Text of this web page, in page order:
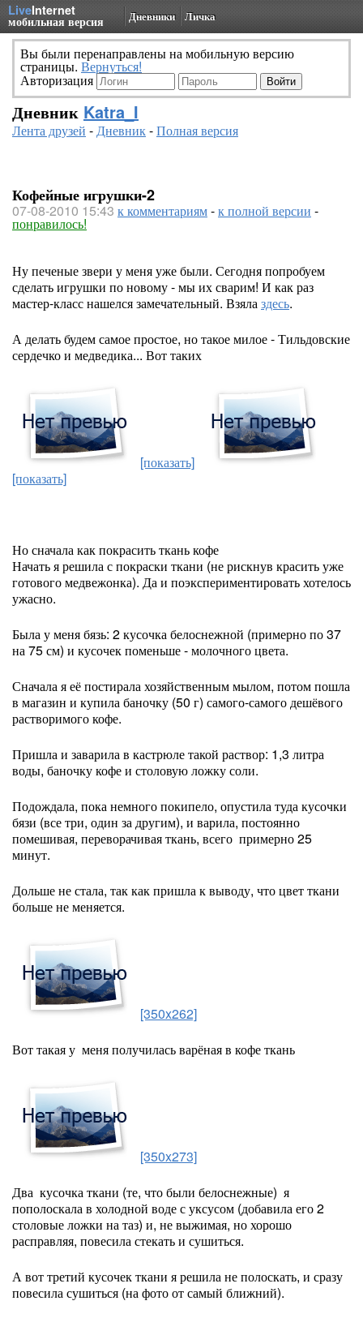
LiveInternet
мобильная версия Дневники Личка
Вы были перенаправлены на мобильную версию
страницы. Вернуться!
Авторизация
Дневник Katra_I
Лента друзей -Дневник-Полная версия
Кофейные игрушки-2
07-08-2010 15:43 к комментариям-к полной версии -
понравилось!
Ну печеные звери у меня уже были. Сегодня попробуем
сделать игрушки по новому - мы их сварим! И как раз
мастер-класс нашелся замечательный. Взялаздесь.
А делать будем самое простое, но такое милое - Тильдовские
сердечко и медведика... Вот таких
[показать]
[показать]
Но сначала как покрасить ткань кофе
Начать я решила с покраски ткани (не рискнув красить уже
готового медвежонка). Да и поэкспериментировать хотелось
ужасно.
Была у меня бязь: 2 кусочка белоснежной (примерно по 37
на 75 см) и кусочек поменьше - молочного цвета.
Сначала я её постирала хозяйственным мылом, потом пошла
в магазин и купила баночку (50 г) самого-самого дешёвого
растворимого кофе.
Пришла и заварила в кастрюле такой раствор: 1,3 литра
воды, баночку кофе и столовую ложку соли.
Подождала, пока немного покипело, опустила туда кусочки
бязи (все три, один за другим), и варила, постоянно
помешивая, переворачивая ткань, всего примерно 25
минут.
Дольше не стала, так как пришла к выводу, что цвет ткани
больше не меняется.
[350x262]
Вот такая у меня получилась варёная в кофе ткань
[350x273]
Два кусочка ткани (те, что были белоснежные) я
пополоскала в холодной воде с уксусом (добавила его 2
столовые ложки на таз) и, не выжимая, но хорошо
расправляя, повесила стекать и сушиться.
А вот третий кусочек ткани я решила не полоскать, и сразу
повесила сушиться (на фото от самый ближний).